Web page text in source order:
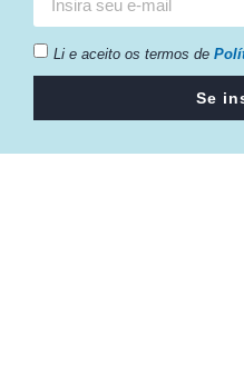
Li e aceito os termos de
Se